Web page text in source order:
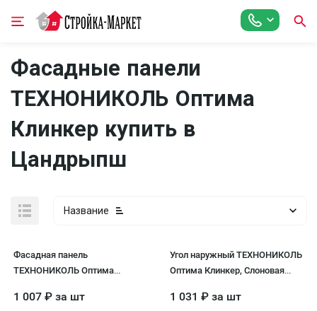
Фасадные панели
ТЕХНОНИКОЛЬ Оптима
Клинкер купить в
Цандрыпш
Название
Фасадная панель
ТЕХНОНИКОЛЬ Оптима
1 007 ₽ за шт
Угол наружный ТЕХНОНИКОЛЬ
Оптима Клинкер, Слоновая
1 031 ₽ за шт